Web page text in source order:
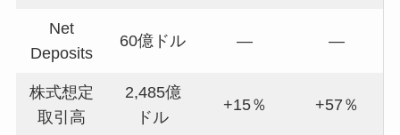
Net
Deposits
60億ドル ― ―
株式想定
取引高
2,485億
ドル
+15％ +57％